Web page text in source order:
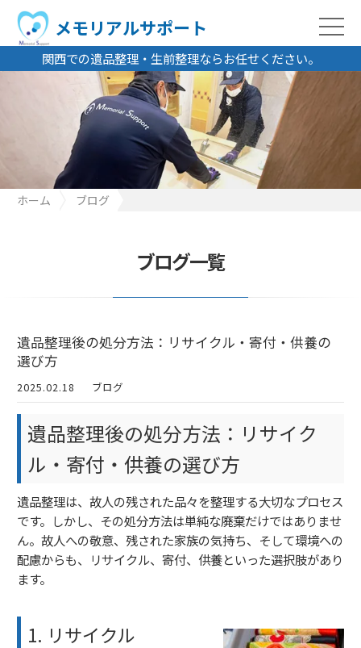
関西での遺品整理・生前整理ならお任せください。
メモリアルサポート
ホーム
ブログ
ブログ一覧
遺品整理後の処分方法：リサイクル・寄付・供養の
選び方
2025.02.18 ブログ
遺品整理後の処分方法：リサイク
ル・寄付・供養の選び方
遺品整理は、故人の残された品々を整理する大切なプロセス
です。しかし、その処分方法は単純な廃棄だけではありませ
ん。故人への敬意、残された家族の気持ち、そして環境への
配慮からも、リサイクル、寄付、供養といった選択肢があり
ます。
1. リサイクル